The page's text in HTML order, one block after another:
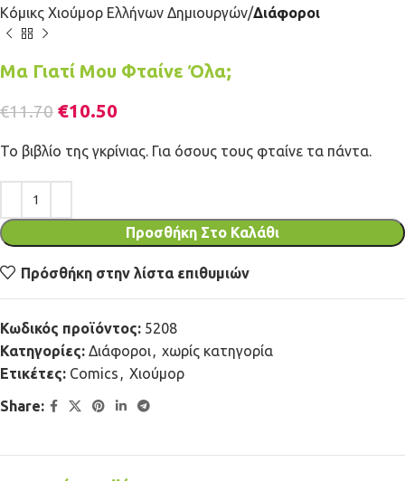
Κόμικς Χιούμορ Ελλήνων Δημιουργών Διάφοροι
Μα Γιατί Μου Φταίνε Όλα;
€11.70 €10.50
Το βιβλίο της γκρίνιας. Για όσους τους φταίνε τα πάντα.
Προσθήκη Στο Καλάθι
Πρόσθήκη στην λίστα επιθυμιών
Κωδικός προϊόντος: 5208
Κατηγορίες: Διάφοροι, χωρίς κατηγορία
Ετικέτες: Comics , Χιούμορ
Share: